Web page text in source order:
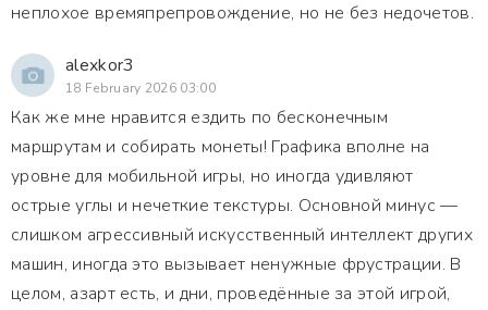
неплохое времяпрепровождение, но не без недочетов.
alexkor3
18 February 2026 03:00
Как же мне нравится ездить по бесконечным
маршрутам и собирать монеты! Графика вполне на
уровне для мобильной игры, но иногда удивляют
острые углы и нечеткие текстуры. Основной минус —
слишком агрессивный искусственный интеллект других
машин, иногда это вызывает ненужные фрустрации. В
целом, азарт есть, и дни, проведённые за этой игрой,